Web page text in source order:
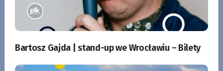
Bartosz Gajda | stand-up we Wrocławiu – Bilety